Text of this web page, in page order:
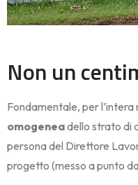
Non un
Fondamentale, per
omogeneadello strato di
persona del Direttore
progetto (messo a punto